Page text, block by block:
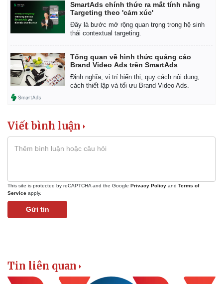
Thế giới
Quan sát
Cuộc sống đó đây
Hồ sơ
Multimedia
Video
Ảnh
E-Magazine
Infographic
SmartAds chính thức ra mắt tính năng
Targeting theo 'cảm xúc'
Đây là bước mở rộng quan trọng trong hệ sinh
thái contextual targeting.
Tổng quan về hình thức quảng cáo
Brand Video Ads trên SmartAds
Định nghĩa, vị trí hiển thị, quy cách nội dung,
cách thiết lập và tối ưu Brand Video Ads.
Viết bình luận
This site is protected by reCAPTCHA and the Google Privacy Policy and Terms of
Service apply.
Gửi tin
Tin liên quan